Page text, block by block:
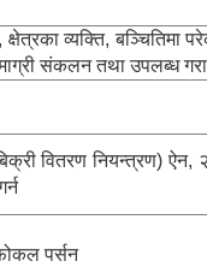
व्यक्ति, बञ्चितिमा
संकलन तथा उपलब्ध
वितरण नियन्त्रण) ऐन,
पर्सन